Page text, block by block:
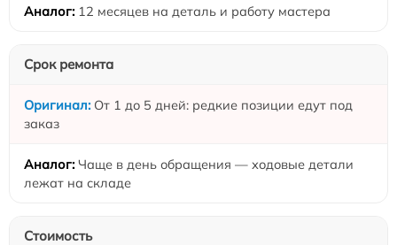
12 месяцев на деталь и работу мастера
Срок ремонта
От 1 до 5 дней: редкие позиции едут под
заказ
Чаще в день обращения — ходовые детали
лежат на складе
Стоимость